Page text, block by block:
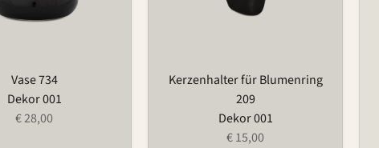
Vase 734
Dekor 001
€ 28,00
Kerzenhalter für Blumenring
209
Dekor 001
€ 15,00